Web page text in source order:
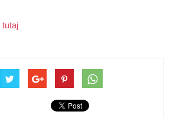
tutaj